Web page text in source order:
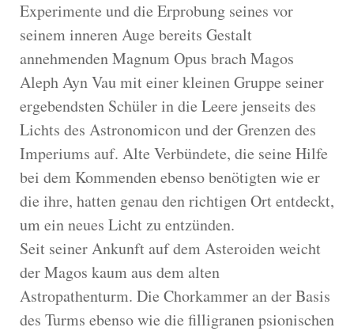
Experimente und die Erprobung seines vor
seinem inneren Auge bereits Gestalt
annehmenden Magnum Opus brach Magos
Aleph Ayn Vau mit einer kleinen Gruppe seiner
ergebendsten Schüler in die Leere jenseits des
Lichts des Astronomicon und der Grenzen des
Imperiums auf. Alte Verbündete, die seine Hilfe
bei dem Kommenden ebenso benötigten wie er
die ihre, hatten genau den richtigen Ort entdeckt,
um ein neues Licht zu entzünden.
Seit seiner Ankunft auf dem Asteroiden weicht
der Magos kaum aus dem alten
Astropathenturm. Die Chorkammer an der Basis
des Turms ebenso wie die filligranen psionischen